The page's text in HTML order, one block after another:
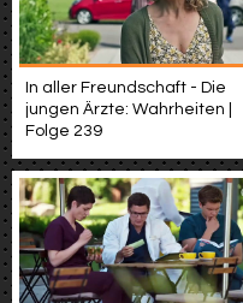
In aller Freundschaft - Die
jungen Ärzte: Wahrheiten |
Folge 239